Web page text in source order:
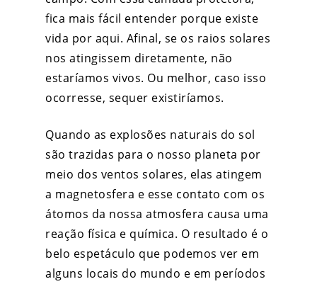
fica mais fácil entender porque existe
vida por aqui. Afinal, se os raios solares
nos atingissem diretamente, não
estaríamos vivos. Ou melhor, caso isso
ocorresse, sequer existiríamos.
Quando as explosões naturais do sol
são trazidas para o nosso planeta por
meio dos ventos solares, elas atingem
a magnetosfera e esse contato com os
átomos da nossa atmosfera causa uma
reação física e química. O resultado é o
belo espetáculo que podemos ver em
alguns locais do mundo e em períodos